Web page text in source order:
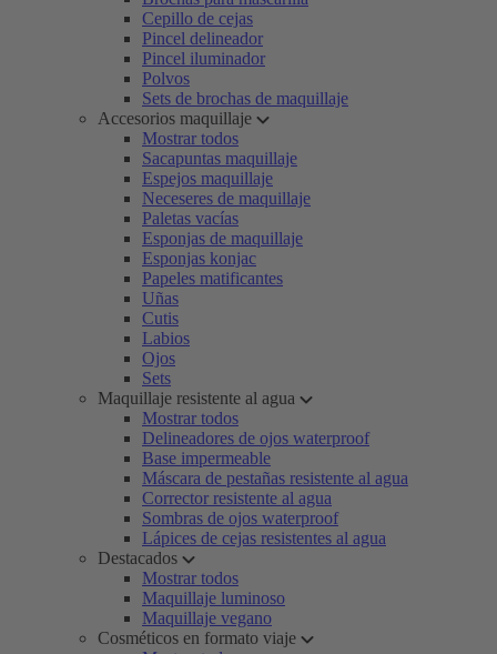
Cepillo de cejas
Pincel delineador
Pincel iluminador
Polvos
Sets de brochas de maquillaje
Accesorios maquillaje
Mostrar todos
Sacapuntas maquillaje
Espejos maquillaje
Neceseres de maquillaje
Paletas vacías
Esponjas de maquillaje
Esponjas konjac
Papeles matificantes
Uñas
Cutis
Labios
Ojos
Sets
Maquillaje resistente al agua
Mostrar todos
Delineadores de ojos waterproof
Base impermeable
Máscara de pestañas resistente al agua
Corrector resistente al agua
Sombras de ojos waterproof
Lápices de cejas resistentes al agua
Destacados
Mostrar todos
Maquillaje luminoso
Maquillaje vegano
Cosméticos en formato viaje